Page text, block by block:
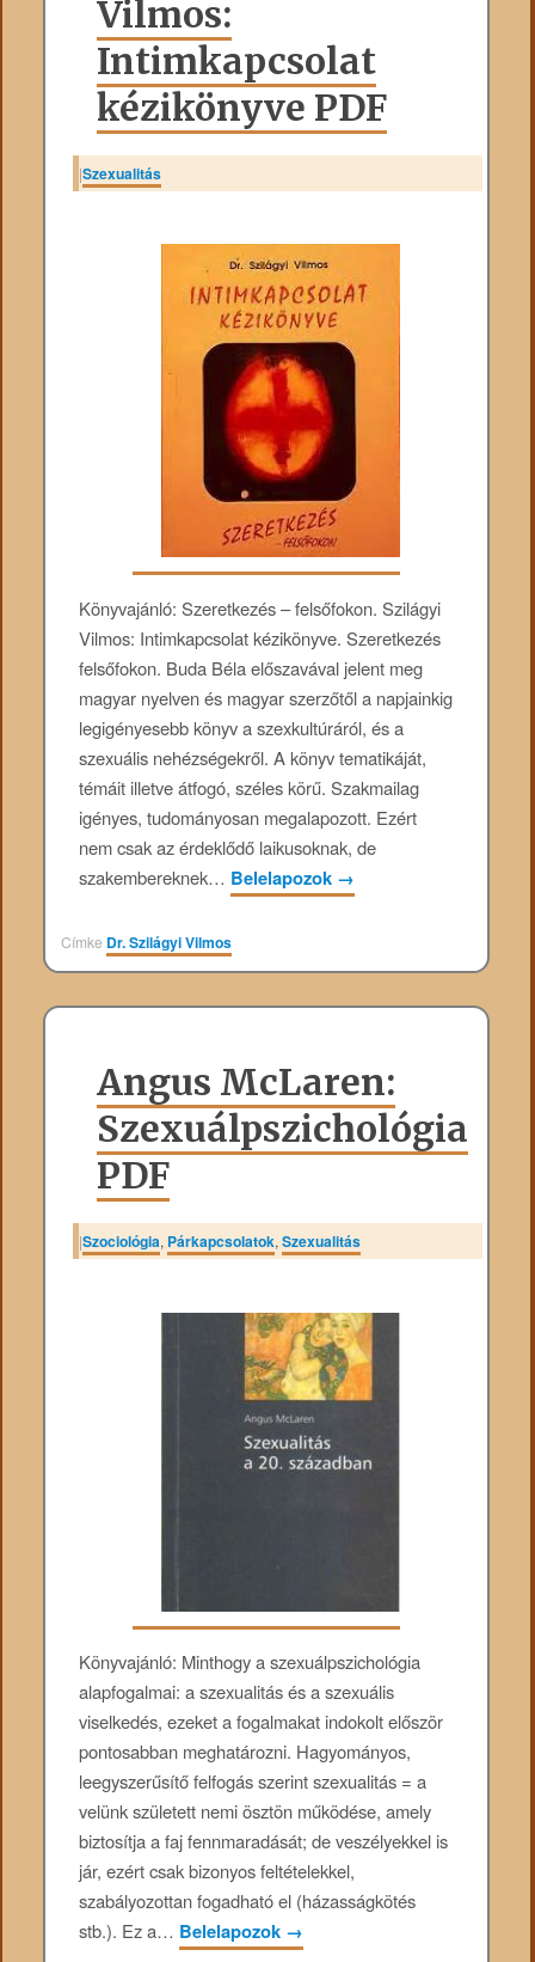
Vilmos:
Intimkapcsolat
kézikönyve PDF
|Szexualitás
Könyvajánló: Szeretkezés – felsőfokon. Szilágyi
Vilmos: Intimkapcsolat kézikönyve. Szeretkezés
felsőfokon. Buda Béla előszavával jelent meg
magyar nyelven és magyar szerzőtől a napjainkig
legigényesebb könyv a szexkultúráról, és a
szexuális nehézségekről. A könyv tematikáját,
témáit illetve átfogó, széles körű. Szakmailag
igényes, tudományosan megalapozott. Ezért
nem csak az érdeklődő laikusoknak, de
szakembereknek… Belelapozok →
Címke Dr. Szilágyi Vilmos
Angus McLaren:
Szexuálpszichológia
PDF
|Szociológia, Párkapcsolatok,Szexualitás
Könyvajánló: Minthogy a szexuálpszichológia
alapfogalmai: a szexualitás és a szexuális
viselkedés, ezeket a fogalmakat indokolt először
pontosabban meghatározni. Hagyományos,
leegyszerűsítő felfogás szerint szexualitás = a
velünk született nemi ösztön működése, amely
biztosítja a faj fennmaradását; de veszélyekkel is
jár, ezért csak bizonyos feltételekkel,
szabályozottan fogadható el (házasságkötés
stb.). Ez a… Belelapozok →